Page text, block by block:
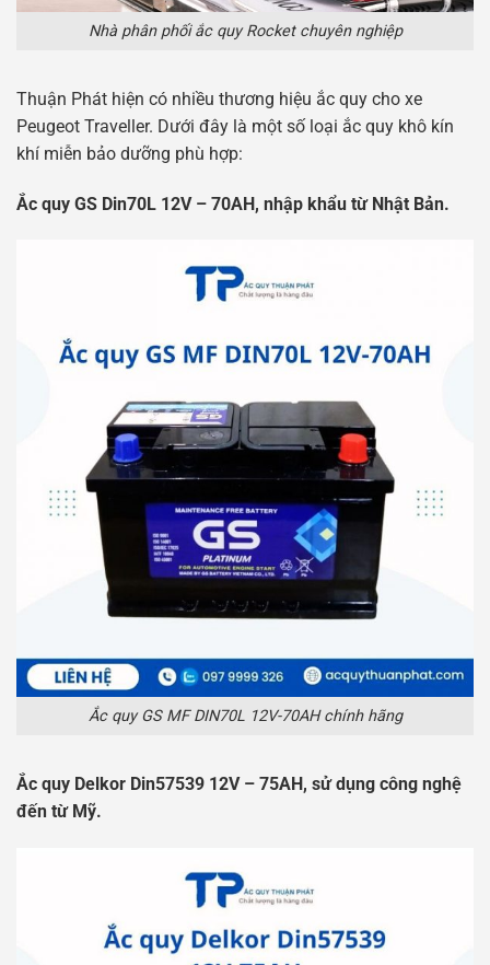
Nhà phân phối ắc quy Rocket chuyên nghiệp
Thuận Phát hiện có nhiều thương hiệu ắc quy cho xe
Peugeot Traveller. Dưới đây là một số loại ắc quy khô kín
khí miễn bảo dưỡng phù hợp:
Ắc quy GS Din70L 12V – 70AH, nhập khẩu từ Nhật Bản.
Ắc quy GS MF DIN70L 12V-70AH chính hãng
Ắc quy Delkor Din57539 12V – 75AH, sử dụng công nghệ
đến từ Mỹ.